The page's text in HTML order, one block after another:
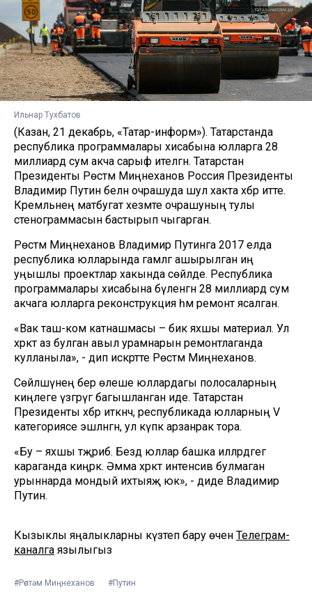
Ильнар Тухбатов
(Казан, 21 декабрь, «Татар-информ»). Татарстанда
республика программалары хисабына юлларга 28
миллиард сум акча сарыф ителгән. Татарстан
Президенты Рөстәм Миңнеханов Россия Президенты
Владимир Путин белән очрашуда шул хакта хәбәр итте.
Кремльнең матбугат хезмәте очрашуның тулы
стенограммасын бастырып чыгарган.
Рөстәм Миңнеханов Владимир Путинга 2017 елда
республика юлларында гамәлгә ашырылган иң
уңышлы проектлар хакында сөйләде. Республика
программалары хисабына бүленгән 28 миллиард сум
акчага юлларга реконструкция һәм ремонт ясалган.
«Вак таш-ком катнашмасы – бик яхшы материал. Ул
хәрәкәт аз булган авыл урамнарын ремонтлаганда
кулланыла», - дип искәртте Рөстәм Миңнеханов.
Сөйләшүнең бер өлеше юллардагы полосаларның
киңлеге үзгәрүгә багышланган иде. Татарстан
Президенты хәбәр иткәнчә, республикада юлларның V
категориясе эшләнгән, ул күпкә арзанрак тора.
«Бу – яхшы тәҗрибә. Бездә юллар башка илләрдәгегә
караганда киңрәк. Әмма хәрәкәт интенсив булмаган
урыннарда мондый ихтыяҗ юк», - диде Владимир
Путин.
Кызыклы яңалыкларны күзәтеп бару өчен Телеграм-
каналга язылыгыз
#Рөстәм Миңнеханов #Путин